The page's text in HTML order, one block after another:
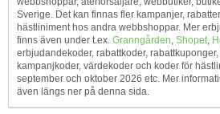
Sverige. Det kan finnas fler kampanjer,
hästliniment hos andra webbshoppar. Mer
finns även under t.ex. Granngården, Shopet,
erbjudandekoder, rabattkoder,
kampanjkoder, värdekoder och koder för
september och oktober 2026 etc. Mer
även längs ner på denna sida.